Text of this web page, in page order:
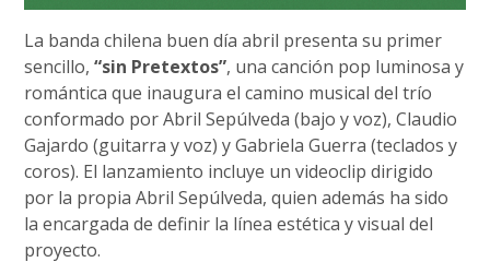
La banda chilena buen día abril presenta su primer
sencillo,“sin Pretextos”, una canción pop luminosa y
romántica que inaugura el camino musical del trío
conformado por Abril Sepúlveda (bajo y voz), Claudio
Gajardo (guitarra y voz) y Gabriela Guerra (teclados y
coros). El lanzamiento incluye un videoclip dirigido
por la propia Abril Sepúlveda, quien además ha sido
la encargada de definir la línea estética y visual del
proyecto.